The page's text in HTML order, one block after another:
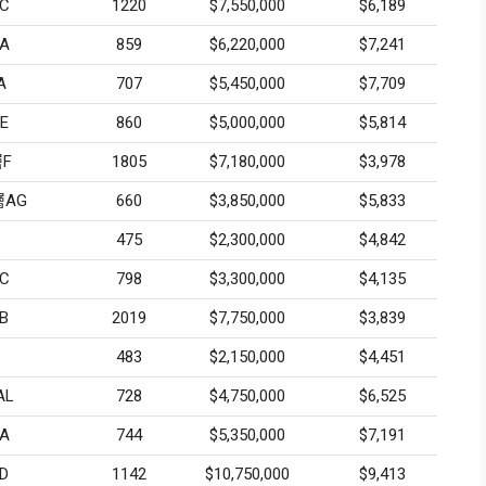
1220 $7,550,000
$6,189
859 $6,220,000
$7,241
707 $5,450,000
$7,709
860 $5,000,000
$5,814
1805 $7,180,000
$3,978
660 $3,850,000
$5,833
475
$2,300,000
$4,842
798 $3,300,000
$4,135
2019 $7,750,000
$3,839
483
$2,150,000
$4,451
728 $4,750,000
$6,525
744 $5,350,000
$7,191
1142 $10,750,000 $9,413